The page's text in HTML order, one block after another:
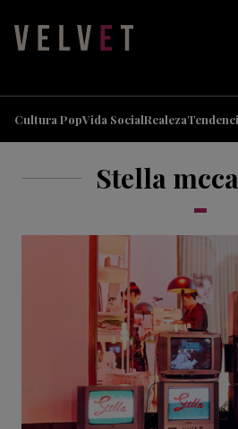
Cultura PopVida SocialRealeza
Stella